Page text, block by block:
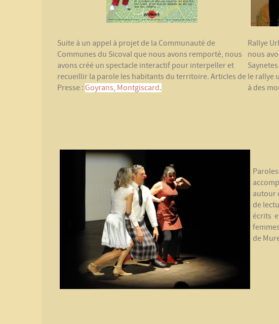
Suite à un appel à projet de la Communauté de
Communes du Sicoval que nous avons remporté, nous
avons créé un spectacle interactif pour interpeller et
recueillir la parole les habitants du territoire. Articles de
Presse : Goyrans, Montgiscard.
Rallye
nous
le rallye
à des
autour
de
écrits
de